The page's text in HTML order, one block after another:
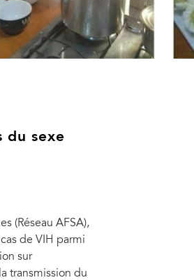
du sexe
(Réseau AFSA),
de VIH parmi
sur
transmission du